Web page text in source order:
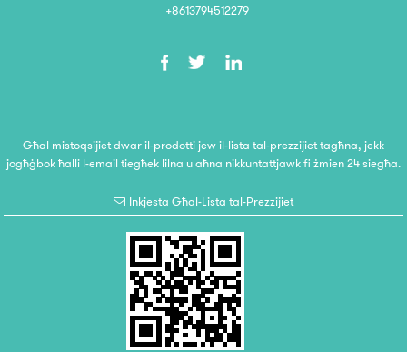
+8613794512279
Għal mistoqsijiet dwar il-prodotti jew il-lista tal-prezzijiet tagħna, jekk
jogħġbok ħalli l-email tiegħek lilna u aħna nikkuntattjawk fi żmien 24 siegħa.
Inkjesta Għal-Lista tal-Prezzijiet